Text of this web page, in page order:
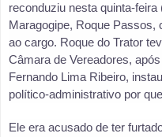
reconduziu nesta quinta-
Maragogipe, Roque Passos,
ao cargo. Roque do Trator
Câmara de Vereadores,
Fernando Lima Ribeiro,
político-administrativo por
Ele era acusado de ter